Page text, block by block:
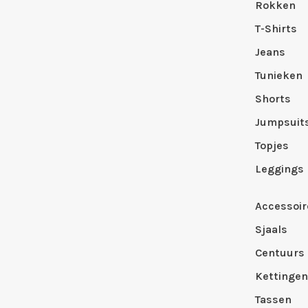
Rokken
T-Shirts
Jeans
Tunieken
Shorts
Topjes
Leggings
Sjaals
Centuurs
Kettingen
Tassen